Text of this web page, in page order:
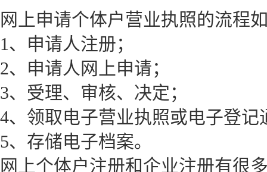
网上申请个体户营业执照的流程
1、申请人注册；
2、申请人网上申请；
3、受理、审核、决定；
4、领取电子营业执照或电子登记
5、存储电子档案。
网上个体户注册和企业注册有很